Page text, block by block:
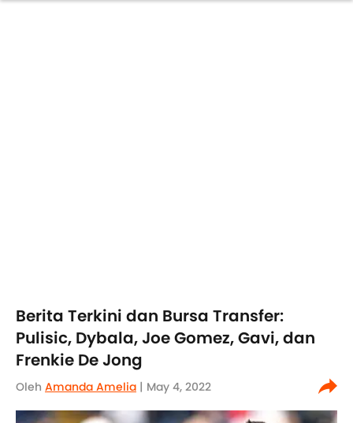
Berita Terkini dan Bursa Transfer:
Pulisic, Dybala, Joe Gomez, Gavi, dan
Frenkie De Jong
Oleh Amanda Amelia | May 4, 2022